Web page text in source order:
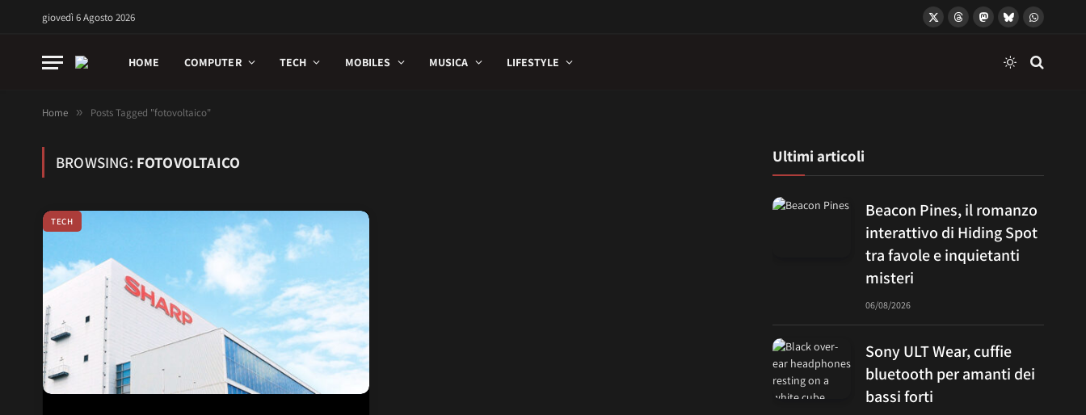
giovedì 6 Agosto 2026
X
ThreadsMastodon
BlueskyWhatsApp
HOME COMPUTER TECH MOBILES MUSICA LIFESTYLE
Home » Posts Tagged "fotovoltaico"
BROWSING: FOTOVOLTAICO
TECH
Ultimi articoli
Beacon Pines, il romanzo
interattivo di Hiding Spot
tra favole e inquietanti
misteri
06/08/2026
Sony ULT Wear, cuffie
bluetooth per amanti dei
bassi forti